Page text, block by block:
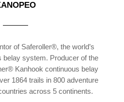
of Saferoller®, the world’s
belay system. Producer of the
Kanhook continuous belay
1864 trails in 800 adventure
across 5 continents.